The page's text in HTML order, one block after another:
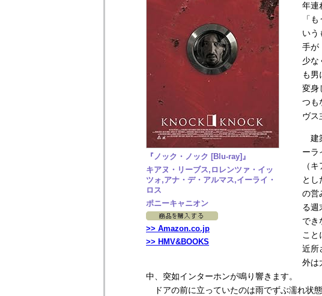
『ノック・ノック [Blu-ray]』
キアヌ・リーブス,ロレンツァ・イッ
ツォ,アナ・デ・アルマス,イーライ・
ロス
ポニーキャニオン
>> Amazon.co.jp
>> HMV&BOOKS
年連
「
いう
手が
少な
も男
変身
つも
ヴス
建
ーラ
（
とし
の営
る週
でき
こと
近所
外は
中、突如インターホンが鳴り響きます。
ドアの前に立っていたのは雨でずぶ濡れ状